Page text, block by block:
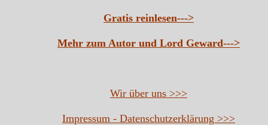
Gratis reinlesen--->
Mehr zum Autor und Lord Geward--->
Wir über uns >>>
Impressum - Datenschutzerklärung >>>